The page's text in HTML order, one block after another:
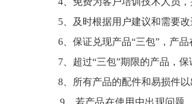
5、及时根据用户建议和需要改
6、保证兑现产品“三包”，产品
7、超过“三包”期限的产品，保
8、所有产品的配件和易损件以
9、若产品在使用中出现问题，